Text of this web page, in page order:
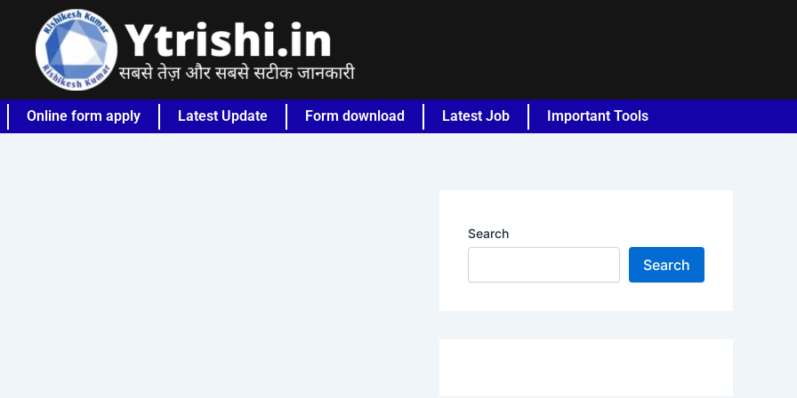
Online form apply Latest Update Form download Latest Job Important Tools
Search
Search